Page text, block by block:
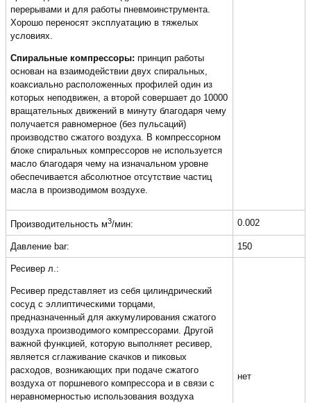
перерывами и для работы пневмоинструмента.
Хорошо переносят эксплуатацию в тяжелых
условиях.
Спиральные компрессоры: принцип работы
основан на взаимодействии двух спиральных,
коаксиально расположенных профилей один из
которых неподвижен, а второй совершает до 10000
вращательных движений в минуту благодаря чему
получается равномерное (без пульсаций)
производство сжатого воздуха. В компрессорном
блоке спиральных компрессоров не используется
масло благодаря чему на изначальном уровне
обеспечивается абсолютное отсутствие частиц
масла в производимом воздухе.
Производительность м3/мин: 0.002
Давление bar: 150
Ресивер л.:
Ресивер представляет из себя цилиндрический
сосуд с эллиптическими торцами,
предназначенный для аккумулирования сжатого
воздуха производимого компрессорами. Другой
важной функцией, которую выполняет ресивер,
является сглаживание скачков и пиковых
расходов, возникающих при подаче сжатого
воздуха от поршневого компрессора и в связи с
неравномерностью использования воздуха
нет